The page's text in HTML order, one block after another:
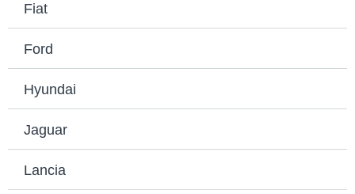
Fiat
Ford
Hyundai
Jaguar
Lancia